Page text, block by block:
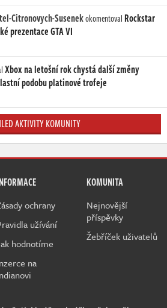
Citronovych-Susenekokomentoval Rockstar
prezentace GTA VI
Xbox na letošní rok chystá další změny
podobu platinové trofeje
AKTIVITY KOMUNITY
ochrany
užívání
hodnotíme
na
KOMUNITA
Nejnovější
příspěvky
Žebříček uživatelů